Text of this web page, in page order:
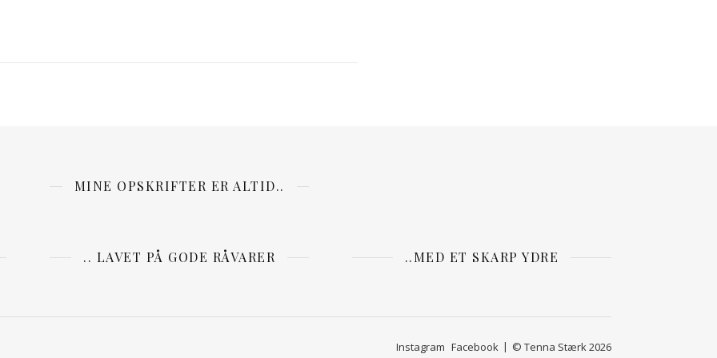
MINE OPSKRIFTER ER ALTID..
.. LAVET PÅ GODE RÅVARER ..MED ET SKARP YDRE
© Tenna Stærk 2026
Instagram Facebook